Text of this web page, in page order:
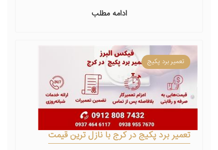
ادامه مطلب
تعمیر برد پکیج
تعمیر برد پکیج در کرج با نازل ترین قیمت